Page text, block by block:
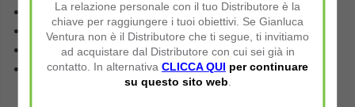
La relazione personale con il tuo Distributore è la
chiave per raggiungere i tuoi obiettivi. Se Gianluca
Ventura non è il Distributore che ti segue, ti invitiamo
ad acquistare dal Distributore con cui sei già in
contatto. In alternativa CLICCA QUI per continuare
su questo sito web.
Con una quota diProteine ad assimilazione rapida
Velocida consumare
Praticida portare con sè
Digeribilimolto rapidamente, essendo
prevalentemente a base liquida